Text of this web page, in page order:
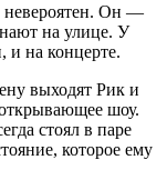
Он —
на улице. У
и на концерте.
выходят Рик и
шоу.
стоял в паре
которое ему